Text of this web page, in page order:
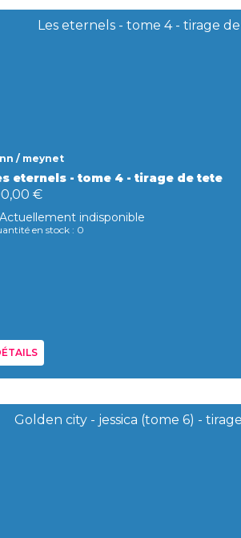
/ meynet
eternels - tome 4 - tirage de tete
€
Actuellement indisponible
en stock : 0